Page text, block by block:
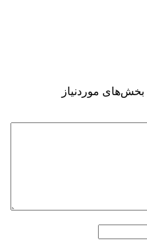
بخش‌های موردنیاز